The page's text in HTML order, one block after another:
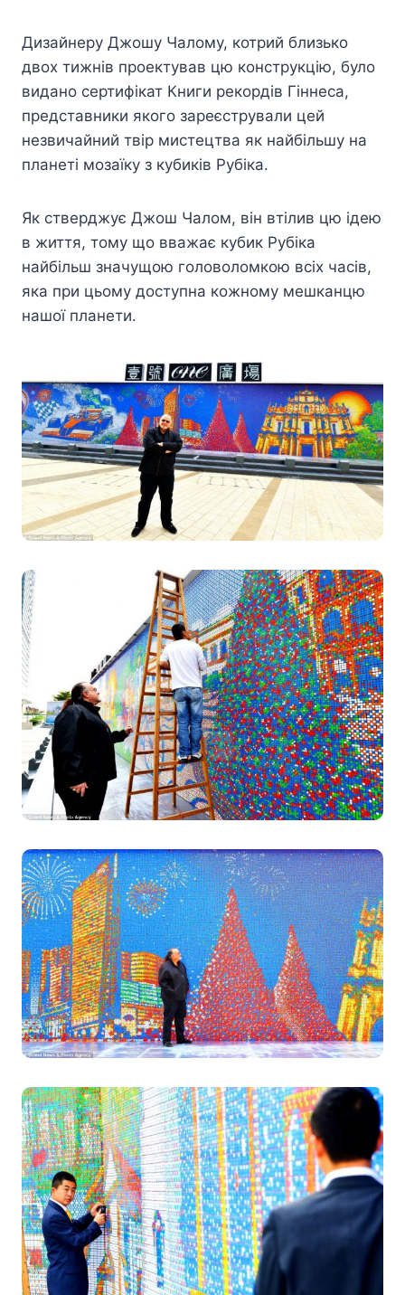
Дизайнеру Джошу Чалому, котрий близько
двох тижнів проектував цю конструкцію, було
видано сертифікат Книги рекордів Гіннеса,
представники якого зареєстрували цей
незвичайний твір мистецтва як найбільшу на
планеті мозаїку з кубиків Рубіка.
Як стверджує Джош Чалом, він втілив цю ідею
в життя, тому що вважає кубик Рубіка
найбільш значущою головоломкою всіх часів,
яка при цьому доступна кожному мешканцю
нашої планети.